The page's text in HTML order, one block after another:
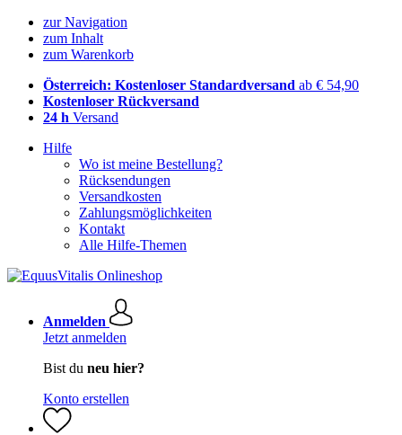
zur Navigation
zum Inhalt
zum Warenkorb
Österreich: Kostenloser Standardversand ab € 54,90
Kostenloser Rückversand
24 h Versand
Hilfe
Wo ist meine Bestellung?
Rücksendungen
Versandkosten
Zahlungsmöglichkeiten
Kontakt
Alle Hilfe-Themen
Anmelden
Jetzt anmelden
Bist du neu hier?
Konto erstellen